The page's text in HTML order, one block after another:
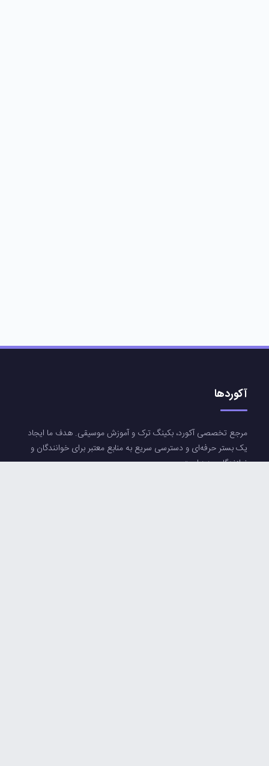
آکوردها
مرجع تخصصی آکورد، بکینگ ترک و آموزش موسیقی. هدف ما ایجاد
یک بستر حرفه‌ای و دسترسی سریع به منابع معتبر برای خوانندگان و
نوازندگان عزیز است.